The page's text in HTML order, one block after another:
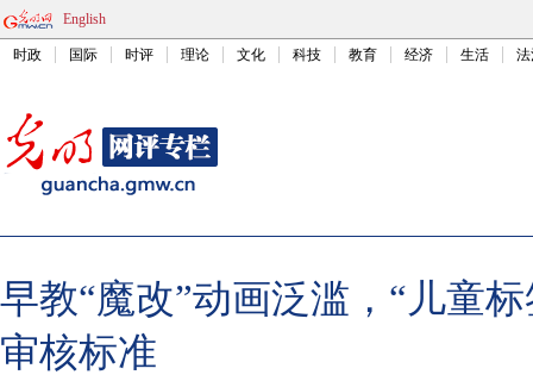
English
时政 国际 时评 理论 文化 科技 教育 经济 生活
早教“魔改”动画泛滥，“儿童
审核标准